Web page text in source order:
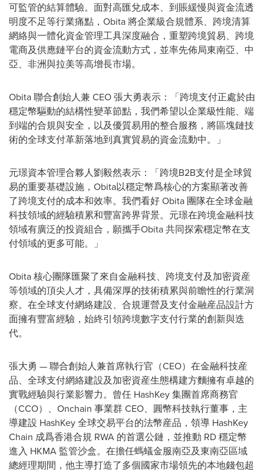
可監管的結算體驗。 面對高匯兌成本、到賬緩慢與資金流透
明度不足等行業痛點，Obita 將企業級合規體系、跨境清算
網絡與一體化資金管理工具深度融合，重塑跨境貿易、跨境
電商及供應鏈平台的資金流動方式，並率先佈局東南亞、中
亞、非洲與拉美等高增長市場。
Obita 聯合創始人兼 CEO 張大勇表示：「跨境支付正處於由
穩定幣驅動的結構性變革節點，我們希望以企業級性能、端
到端的合規與安全，以及優質易用的整合服務，將區塊鏈技
術的全球支付革新落地到真實貿易的資金流動中。
」
元璟資本管理合夥人劉毅然表示：「跨境B2B支付是全球貿
易的重要基礎設施，Obita以穩定幣爲核心的方案顯著改善
了跨境支付的成本和效率。我們看好 Obita 團隊在全球金融
科技領域的經驗積累和豐富跨界背景。元璟在跨境金融科技
領域有廣泛的投資組合，願攜手Obita 共同探索穩定幣在支
付領域的更多可能。
」
Obita 核心團隊匯聚了來自金融科技、跨境支付及加密資産
等領域的頂尖人才，具備深厚的技術積累與前瞻性的行業洞
察。在全球支付網絡建設、合規運營及支付金融産品設計方
面擁有豐富經驗，始終引領跨境數字支付行業的創新與迭
代。
張大勇 — 聯合創始人兼首席執行官（CEO）在金融科技産
品、全球支付網絡建設及加密資産生態構建方麵擁有卓越的
實戰經驗與行業影響力。曾任 HashKey 集團首席商務官
（CCO）、Onchain 事業群 CEO、圓幣科技執行董事，主
導建設 HashKey 全球交易平台的法幣産品，領導 HashKey
Chain 成爲香港合規 RWA 的首選公鏈，並推動 RD 穩定幣
進入 HKMA 監管沙盒。在擔任螞蟻金服南亞及東南亞區域
總經理期間，他主導打造了多個國家市場領先的本地錢包超